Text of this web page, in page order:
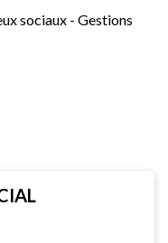
sociaux - Gestions